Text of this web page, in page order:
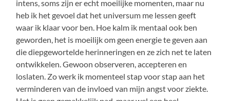
intens, soms zijn er echt moeilijke momenten, maar nu
heb ik het gevoel dat het universum me lessen geeft
waar ik klaar voor ben. Hoe kalm ik mentaal ook ben
geworden, het is moeilijk om geen energie te geven aan
die diepgewortelde herinneringen en ze zich net te laten
ontwikkelen. Gewoon observeren, accepteren en
loslaten. Zo werk ik momenteel stap voor stap aan het
verminderen van de invloed van mijn angst voor ziekte.